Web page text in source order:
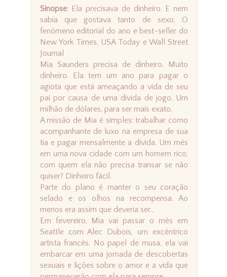
Sinopse: Ela precisava de dinheiro. E nem
sabia que gostava tanto de sexo. O
fenômeno editorial do ano e best-seller do
New York Times, USA Today e Wall Street
Journal
Mia Saunders precisa de dinheiro. Muito
dinheiro. Ela tem um ano para pagar o
agiota que está ameaçando a vida de seu
pai por causa de uma dívida de jogo. Um
milhão de dólares, para ser mais exato.
A missão de Mia é simples: trabalhar como
acompanhante de luxo na empresa de sua
tia e pagar mensalmente a dívida. Um mês
em uma nova cidade com um homem rico,
com quem ela não precisa transar se não
quiser? Dinheiro fácil.
Parte do plano é manter o seu coração
selado e os olhos na recompensa. Ao
menos era assim que deveria ser...
Em fevereiro, Mia vai passar o mês em
Seattle com Alec Dubois, um excêntrico
artista francês. No papel de musa, ela vai
embarcar em uma jornada de descobertas
sexuais e lições sobre o amor e a vida que